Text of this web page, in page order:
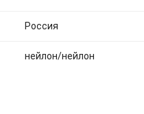
Россия
нейлон/нейлон